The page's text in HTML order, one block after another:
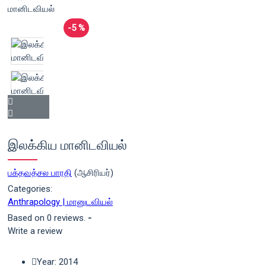
-5 %
இலக்கிய மானிடவியல்
பக்தவத்சல பாரதி (ஆசிரியர்)
Categories:
Anthrapology | மானுடவியல்
Based on 0 reviews. -
Write a review
Year: 2014